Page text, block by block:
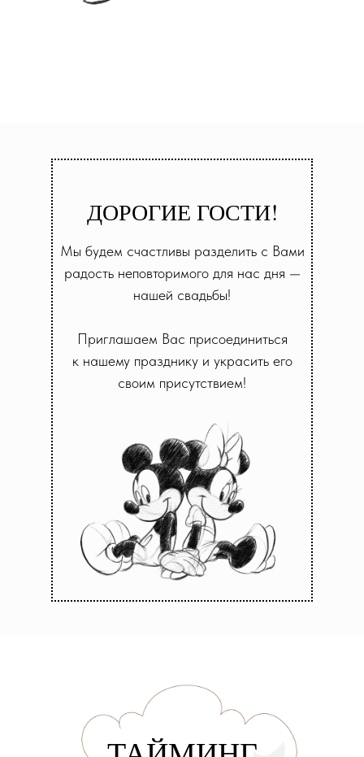
Мы будем счастливы разделить с Вами
радость неповторимого для нас дня —
нашей свадьбы!
Приглашаем Вас присоединиться
к нашему празднику и украсить его
своим присутствием!
ДОРОГИЕ ГОСТИ!